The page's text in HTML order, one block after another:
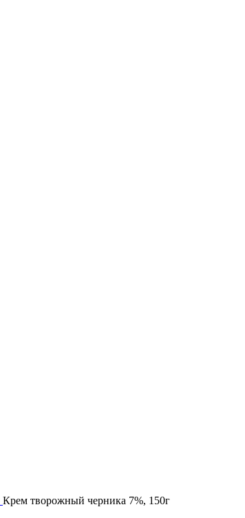
Крем творожный черника 7%, 150г